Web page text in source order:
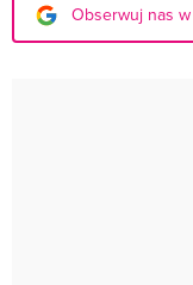
Obserwuj nas